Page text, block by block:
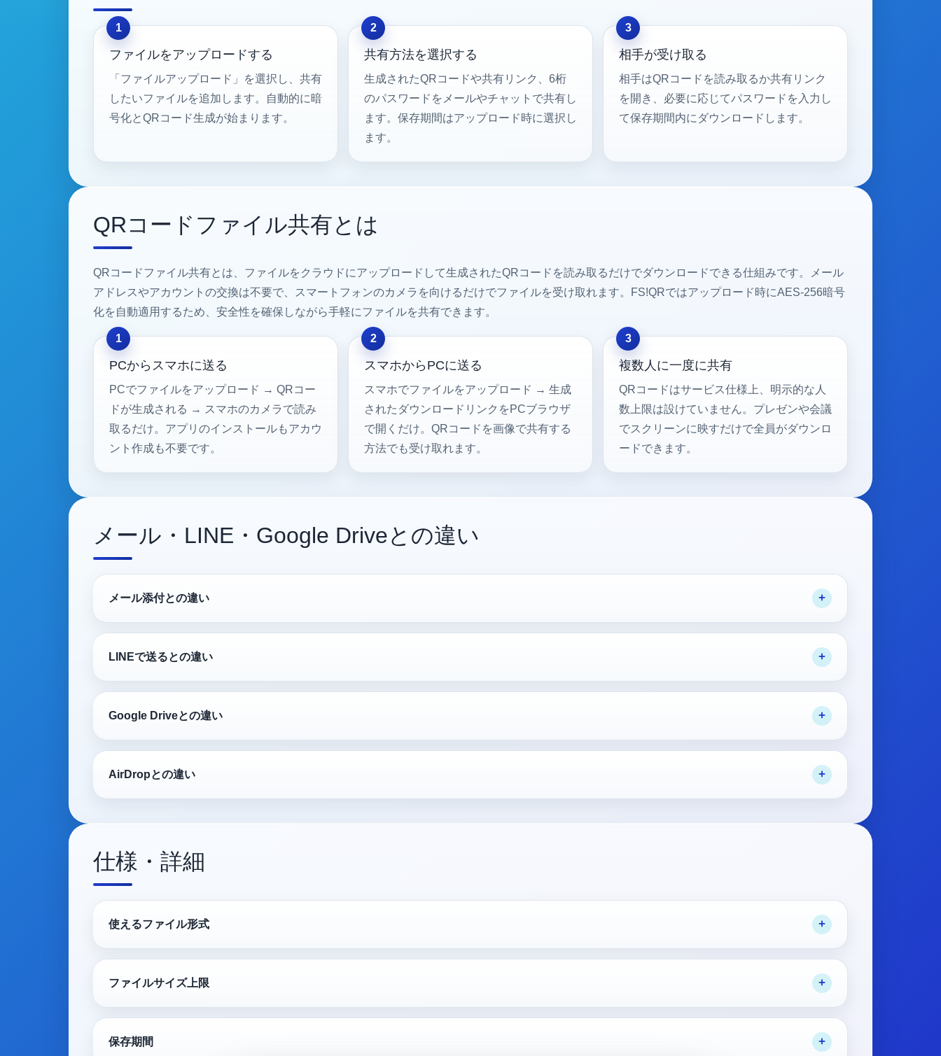
ファイルをアップロードする
「ファイルアップロード」を選択し、共有
したいファイルを追加します。自動的に暗
号化とQRコード生成が始まります。
共有方法を選択する
生成されたQRコードや共有リンク、6桁
のパスワードをメールやチャットで共有し
ます。保存期間はアップロード時に選択し
ます。
相手が受け取る
相手はQRコードを読み取るか共有リンク
を開き、必要に応じてパスワードを入力し
て保存期間内にダウンロードします。
QRコードファイル共有とは
QRコードファイル共有とは、ファイルをクラウドにアップロードして生成されたQRコードを読み取るだけでダウンロードできる仕組みです。メール
アドレスやアカウントの交換は不要で、スマートフォンのカメラを向けるだけでファイルを受け取れます。FS!QRではアップロード時にAES-256暗号
化を自動適用するため、安全性を確保しながら手軽にファイルを共有できます。
PCからスマホに送る
PCでファイルをアップロード → QRコー
ドが生成される → スマホのカメラで読み
取るだけ。アプリのインストールもアカウ
ント作成も不要です。
スマホからPCに送る
スマホでファイルをアップロード → 生成
されたダウンロードリンクをPCブラウザ
で開くだけ。QRコードを画像で共有する
方法でも受け取れます。
複数人に一度に共有
QRコードはサービス仕様上、明示的な人
数上限は設けていません。プレゼンや会議
でスクリーンに映すだけで全員がダウンロ
ードできます。
メール・LINE・Google Driveとの違い
メール添付との違い
LINEで送るとの違い
Google Driveとの違い
AirDropとの違い
仕様・詳細
使えるファイル形式
ファイルサイズ上限
保存期間